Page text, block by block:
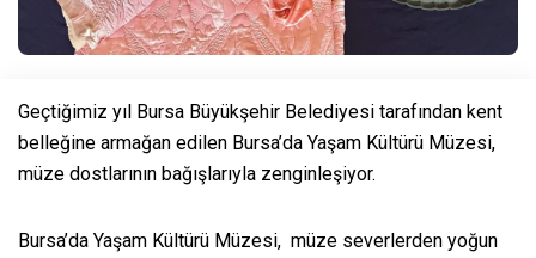
Geçtiğimiz yıl Bursa Büyükşehir Belediyesi tarafından kent
belleğine armağan edilen Bursa’da Yaşam Kültürü Müzesi,
müze dostlarının bağışlarıyla zenginleşiyor.
Bursa’da Yaşam Kültürü Müzesi, müze severlerden yoğun